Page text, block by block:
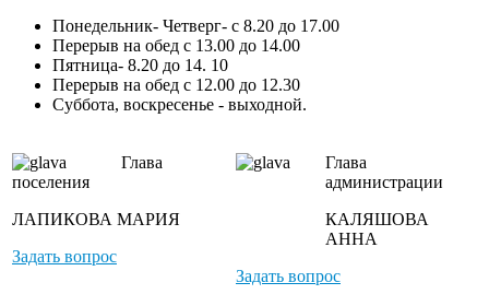
Понедельник- Четверг- с 8.20 до 17.00
Перерыв на обед с 13.00 до 14.00
Пятница- 8.20 до 14. 10
Перерыв на обед с 12.00 до 12.30
Суббота, воскресенье - выходной.
Глава
поселения
ЛАПИКОВА МАРИЯ
Задать вопрос
Глава
администрации
КАЛЯШОВА
АННА
Задать вопрос